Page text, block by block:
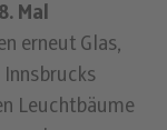
Mal
erneut Glas,
Leuchtbäume